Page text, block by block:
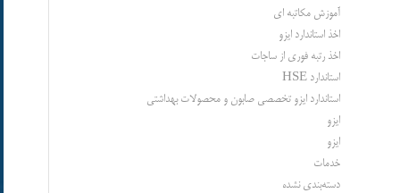
آموزش مکاتبه ای
اخذ استاندارد ایزو
اخذ رتبه فوری از ساجات
استاندارد HSE
استاندارد ایزو تخصصی صابون و محصولات بهداشتی
ایزو
ایزو
خدمات
دسته‌بندی نشده